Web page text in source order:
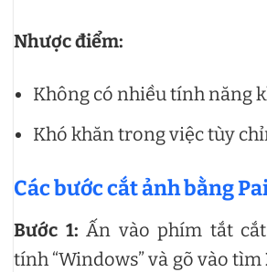
Nhược điểm:
Không có nhiều tính năng
Khó khăn trong việc tùy
Các bước cắt ảnh bằng
Bước 1: Ấn vào phím tắt
tính “Windows” và gõ vào tìm